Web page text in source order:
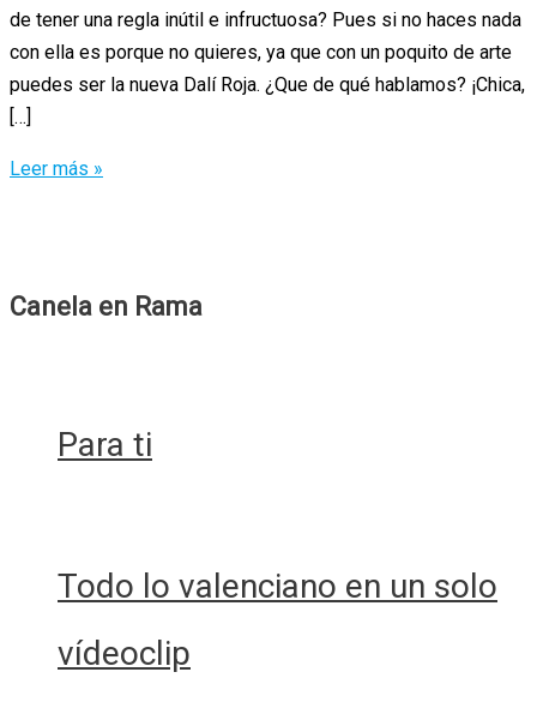
de tener una regla inútil e infructuosa? Pues si no haces nada
con ella es porque no quieres, ya que con un poquito de arte
puedes ser la nueva Dalí Roja. ¿Que de qué hablamos? ¡Chica,
[…]
Arte
Leer más »
Canela en Rama
Para ti
Todo lo valenciano en un solo
vídeoclip